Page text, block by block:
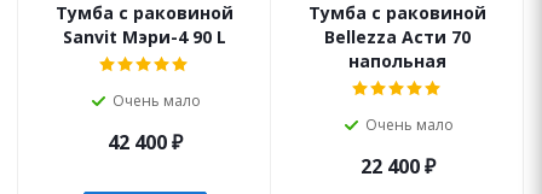
Тумба с раковиной
Sanvit Мэри-4 90 L
Очень мало
42 400₽
Тумба с раковиной
Bellezza Асти 70
напольная
Очень мало
22 400₽